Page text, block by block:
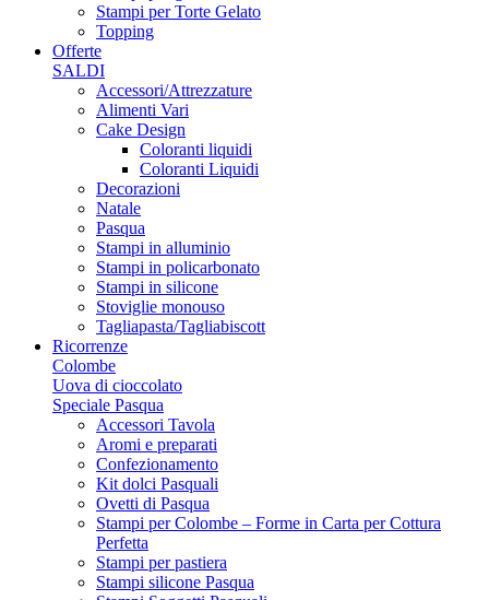
Stampi per Torte Gelato
Topping
Offerte
SALDI
Accessori/Attrezzature
Alimenti Vari
Cake Design
Coloranti liquidi
Coloranti Liquidi
Decorazioni
Natale
Pasqua
Stampi in alluminio
Stampi in policarbonato
Stampi in silicone
Stoviglie monouso
Tagliapasta/Tagliabiscott
Ricorrenze
Colombe
Uova di cioccolato
Speciale Pasqua
Accessori Tavola
Aromi e preparati
Confezionamento
Kit dolci Pasquali
Ovetti di Pasqua
Stampi per Colombe – Forme in Carta per Cottura
Perfetta
Stampi per pastiera
Stampi silicone Pasqua